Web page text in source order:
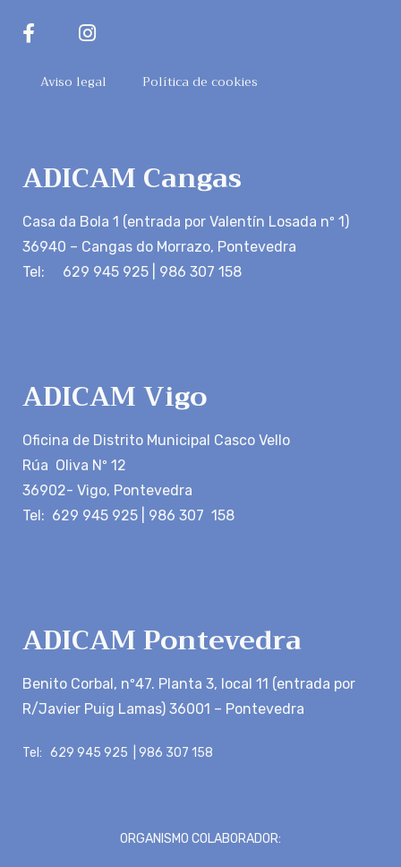
Aviso legal Política de cookies
ADICAM Cangas
Casa da Bola 1 (entrada por Valentín Losada nº 1)
36940 – Cangas do Morrazo, Pontevedra
Tel: 629 945 925 | 986 307 158
ADICAM Vigo
Oficina de Distrito Municipal Casco Vello
Rúa Oliva Nº 12
36902- Vigo, Pontevedra
Tel: 629 945 925 | 986 307 158
ADICAM Pontevedra
Benito Corbal, nº47. Planta 3, local 11 (entrada por
R/Javier Puig Lamas) 36001 – Pontevedra
Tel: 629 945 925 | 986 307 158
ORGANISMO COLABORADOR: